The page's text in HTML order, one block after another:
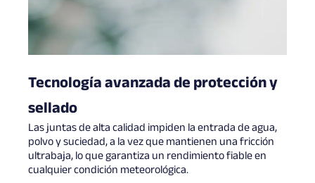
Tecnología avanzada de protección y
sellado
Las juntas de alta calidad impiden la entrada de agua,
polvo y suciedad, a la vez que mantienen una fricción
ultrabaja, lo que garantiza un rendimiento fiable en
cualquier condición meteorológica.